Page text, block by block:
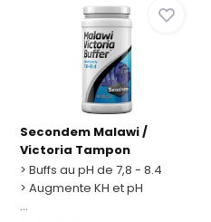
Secondem Malawi /
Victoria Tampon
> Buffs au pH de 7,8 - 8.4
> Augmente KH et pH
...